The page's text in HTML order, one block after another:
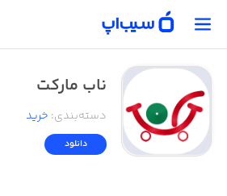
ناب مارکت
دسته‌بندی: خرید
دانلود